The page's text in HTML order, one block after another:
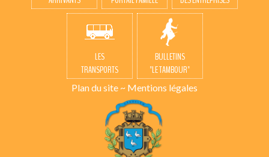
LES
TRANSPORTS
BULLETINS
"LE TAMBOUR"
Plan du site ~ Mentions légales